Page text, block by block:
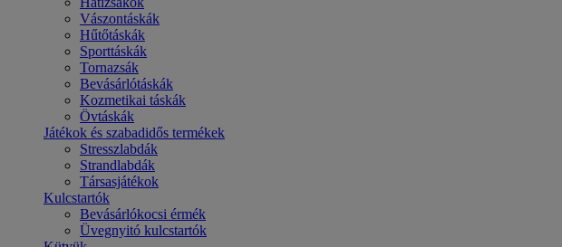
Vászontáskák
Hűtőtáskák
Sporttáskák
Tornazsák
Bevásárlótáskák
Kozmetikai táskák
Övtáskák
Játékok és szabadidős termékek
Stresszlabdák
Strandlabdák
Társasjátékok
Kulcstartók
Bevásárlókocsi érmék
Üvegnyitó kulcstartók